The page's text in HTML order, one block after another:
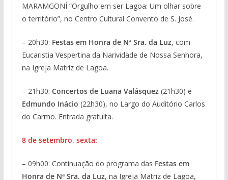
MARAMGONÍ “Orgulho em ser Lagoa: Um olhar sobre
o território”, no Centro Cultural Convento de S. José.
– 20h30: Festas em Honra de Nª Sra. da Luz, com
Eucaristia Vespertina da Narividade de Nossa Senhora,
na Igreja Matriz de Lagoa.
– 21h30: Concertos de Luana Valásquez (21h30) e
Edmundo Inácio (22h30), no Largo do Auditório Carlos
do Carmo. Entrada gratuita.
8 de setembro, sexta:
– 09h00: Continuação do programa das Festas em
Honra de Nª Sra. da Luz, na Igreja Matriz de Lagoa,